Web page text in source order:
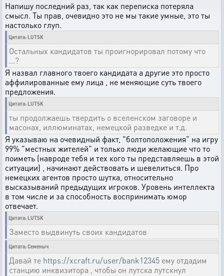
Напишу последний раз, так как переписка потеряла
смысл. Ты прав, очевидно это не мы такие умные, это ты
настолько глуп.
Цитата: LUTSK
Остальных кандидатов ты проигнорировал потому что
...?
Я назвал главного твоего кандидата а другие это просто
аффилированные ему лица , не меняющие суть твоего
предложения.
Цитата: LUTSK
ты продолжаешь твердить о вселенском заговоре и
масонах, иллюминатах, немецкой разведке и т.д.
Я указываю на очевидный факт, "болтоположения" на игру
99% "местных жителей" и только люди желающие что то
поиметь (навроде тебя и тех кого ты представляешь в этой
ситуации) , начинают действовать и шевелиться. Про
немецких агентов просто шутка, относительно
высказываний предыдущих игроков. Уровень интеллекта
в том числе и за способность воспринимать юмор
отвечает.
Цитата: LUTSK
Заместо выдвинуть своих кандидатов
Цитата: Семеныч
Давай те https://xcraft.ru/user/bank12345 ему отдадим
станцию инквизитора , чтобы он лутска лутскнул